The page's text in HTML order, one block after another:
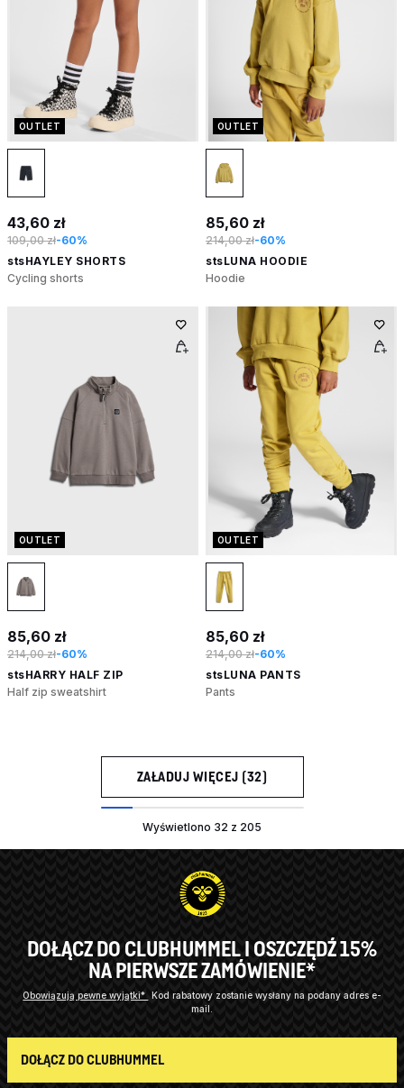
OUTLET
43,60 zł
109,00 zł-60%
stsHAYLEY SHORTS
Cycling shorts
OUTLET
85,60 zł
214,00 zł-60%
stsLUNA HOODIE
Hoodie
OUTLET
85,60 zł
214,00 zł-60%
stsHARRY HALF ZIP
Half zip sweatshirt
OUTLET
85,60 zł
214,00 zł-60%
stsLUNA PANTS
Pants
ZAŁADUJ WIĘCEJ (32)
Wyświetlono 32 z 205
DOŁĄCZ DO CLUBHUMMEL I OSZCZĘDŹ 15%
NA PIERWSZE ZAMÓWIENIE*
Obowiązują pewne wyjątki* Kod rabatowy zostanie wysłany na podany adres e-
mail.
DOŁĄCZ DO CLUBHUMMEL